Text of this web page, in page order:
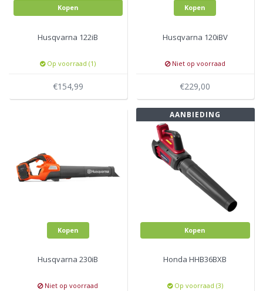
Kopen
Husqvarna 122iB
Op voorraad (1)
€154,99
Kopen
Husqvarna 120iBV
Niet op voorraad
€229,00
Kopen
Husqvarna 230iB
Niet op voorraad
AANBIEDING
Kopen
Honda HHB36BXB
Op voorraad (3)